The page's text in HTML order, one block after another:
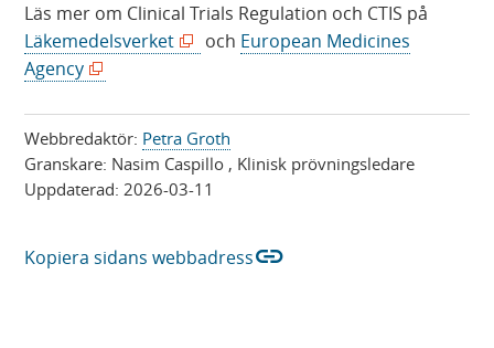
Läs mer om Clinical Trials Regulation och CTIS på
Läkemedelsverket(
p
n
a
n
och European Medicines
Agency(
p
p
n
i
Webbredaktör: Petra Groth
Granskare: Nasim Caspillo , Klinisk prövningsledare
Uppdaterad:2026-03-11
Kopiera sidans webbadresslink